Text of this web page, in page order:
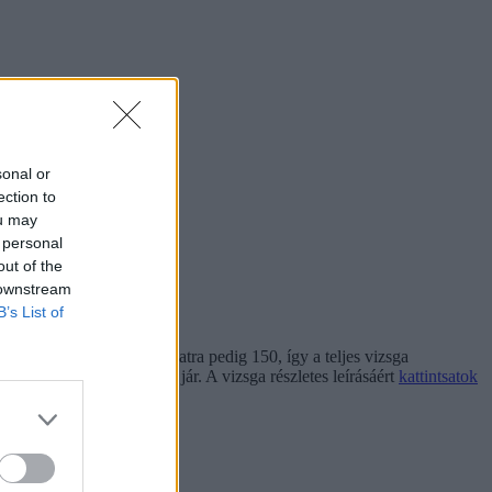
or
to
may
of the
List of
a II. feladatra pedig 150, így a teljes vizsga
maximum 50 pont jár. A vizsga részletes leírásáért kattintsatok